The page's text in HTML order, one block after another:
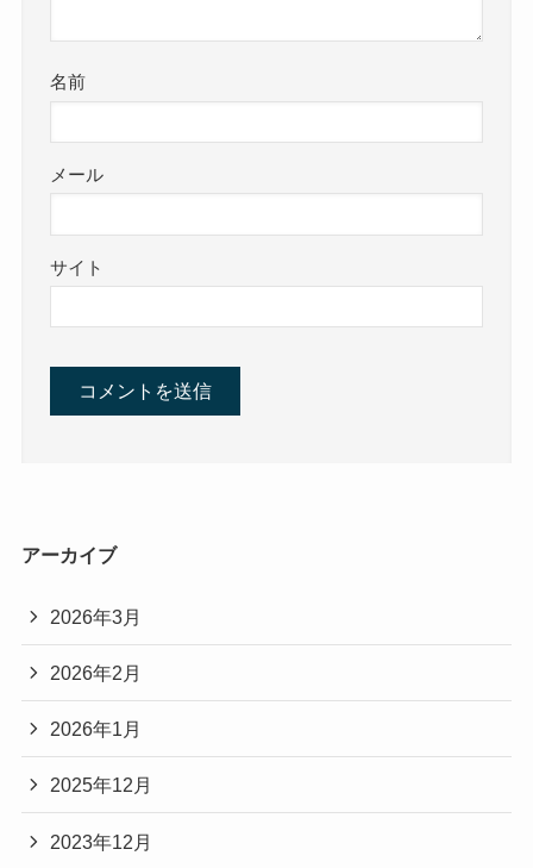
名前
メール
サイト
アーカイブ
2026年3月
2026年2月
2026年1月
2025年12月
2023年12月